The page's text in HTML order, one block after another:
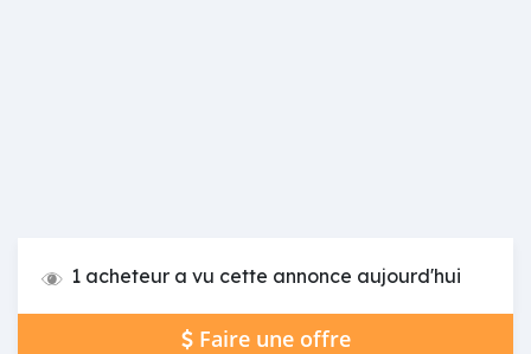
1 acheteur a vu cette annonce aujourd'hui
Faire une offre